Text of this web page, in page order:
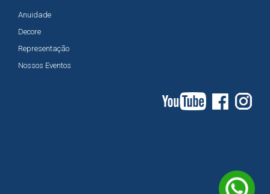
Anuidade
Decore
Representação
Nossos Eventos